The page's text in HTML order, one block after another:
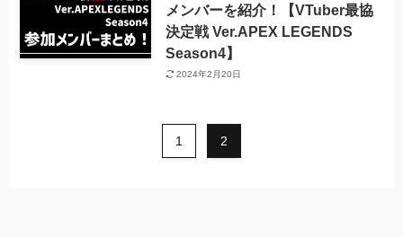
メンバーを紹介！【VTuber最協
決定戦 Ver.APEX LEGENDS
Season4】
2024年2月20日
1 2